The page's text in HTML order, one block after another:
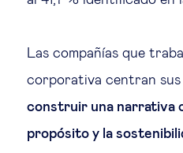
Las compañías que
corporativa centran sus
construir una narrativa
propósito y la